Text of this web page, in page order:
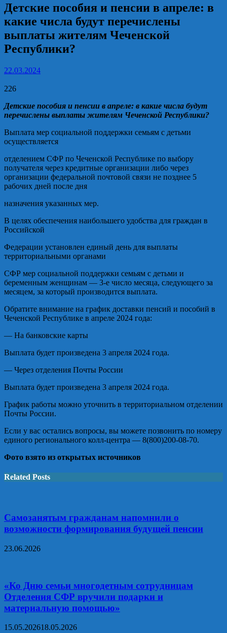
Детские пособия и пенсии в апреле: в
какие числа будут перечислены
выплаты жителям Чеченской
Республики?
22.03.2024
226
Детские пособия и пенсии в апреле: в какие числа будут
перечислены выплаты жителям Чеченской Республики?
Выплата мер социальной поддержки семьям с детьми
осуществляется
отделением СФР по Чеченской Республике по выбору
получателя через кредитные организации либо через
организации федеральной почтовой связи не позднее 5
рабочих дней после дня
назначения указанных мер.
В целях обеспечения наибольшего удобства для граждан в
Российской
Федерации установлен единый день для выплаты
территориальными органами
СФР мер социальной поддержки семьям с детьми и
беременным женщинам — 3-е число месяца, следующего за
месяцем, за который производится выплата.
Обратите внимание на график доставки пенсий и пособий в
Чеченской Республике в апреле 2024 года:
— На банковские карты
Выплата будет произведена 3 апреля 2024 года.
— Через отделения Почты России
Выплата будет произведена 3 апреля 2024 года.
График работы можно уточнить в территориальном отделении
Почты России.
Если у вас остались вопросы, вы можете позвонить по номеру
единого регионального колл-центра — 8(800)200-08-70.
Фото взято из открытых источников
Related Posts
Самозанятым гражданам напомнили о
возможности формирования будущей пенсии
23.06.2026
«Ко Дню семьи многодетным сотрудницам
Отделения СФР вручили подарки и
материальную помощью»
15.05.202618.05.2026